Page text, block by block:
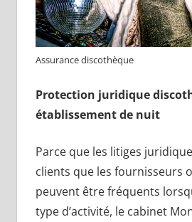
Assurance discothèque
Protection juridique
établissement de nuit
Parce que les litiges
clients que les fournisseurs
peuvent être fréquents
type d’activité, le cabinet